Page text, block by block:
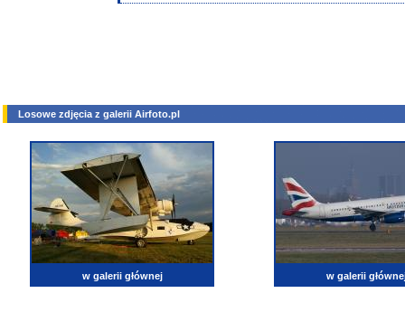
Losowe zdjęcia z galerii Airfoto.pl
w galerii głównej w galerii